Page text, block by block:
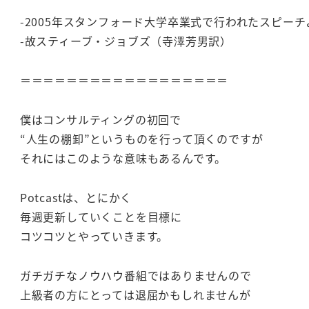
-2005年スタンフォード大学卒業式で行われたスピーチ
-故スティーブ・ジョブズ（寺澤芳男訳）
＝＝＝＝＝＝＝＝＝＝＝＝＝＝＝＝＝＝
僕はコンサルティングの初回で
“人生の棚卸”というものを行って頂くのですが
それにはこのような意味もあるんです。
Potcastは、とにかく
毎週更新していくことを目標に
コツコツとやっていきます。
ガチガチなノウハウ番組ではありませんので
上級者の方にとっては退屈かもしれませんが